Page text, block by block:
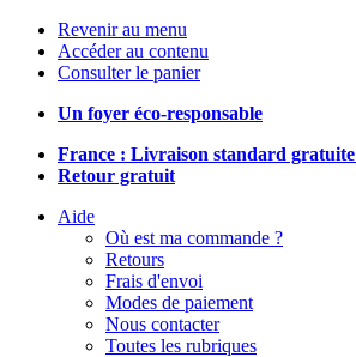
Revenir au menu
Accéder au contenu
Consulter le panier
Un foyer éco-responsable
France : Livraison standard gratuite
Retour gratuit
Aide
Où est ma commande ?
Retours
Frais d'envoi
Modes de paiement
Nous contacter
Toutes les rubriques